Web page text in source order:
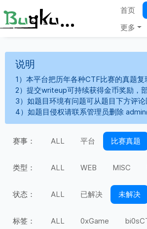
首页
更多
说明
1）本平台把历年各种CTF比赛的真题
2）提交writeup可持续获得金币奖励，
3）如题目环境有问题可从题目下方评
4）如题目侵权请联系管理员删除
赛事： ALL 平台 比赛真题
类型： ALL WEB MISC
状态： ALL 已解决 未解决
标签： ALL 0xGame